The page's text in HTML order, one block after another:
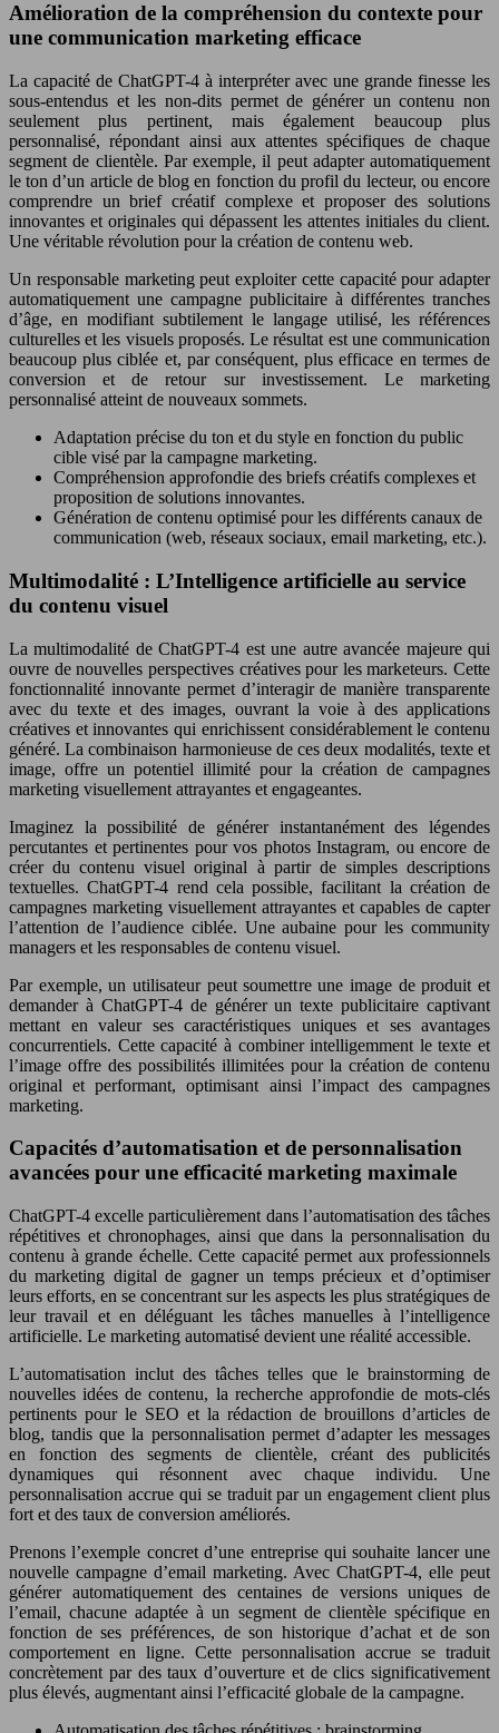
Amélioration de la compréhension du contexte pour
une communication marketing efficace
La capacité de ChatGPT-4 à interpréter avec une grande finesse les
sous-entendus et les non-dits permet de générer un contenu non
seulement plus pertinent, mais également beaucoup plus
personnalisé, répondant ainsi aux attentes spécifiques de chaque
segment de clientèle. Par exemple, il peut adapter automatiquement
le ton d’un article de blog en fonction du profil du lecteur, ou encore
comprendre un brief créatif complexe et proposer des solutions
innovantes et originales qui dépassent les attentes initiales du client.
Une véritable révolution pour la création de contenu web.
Un responsable marketing peut exploiter cette capacité pour adapter
automatiquement une campagne publicitaire à différentes tranches
d’âge, en modifiant subtilement le langage utilisé, les références
culturelles et les visuels proposés. Le résultat est une communication
beaucoup plus ciblée et, par conséquent, plus efficace en termes de
conversion et de retour sur investissement. Le marketing
personnalisé atteint de nouveaux sommets.
Adaptation précise du ton et du style en fonction du public
cible visé par la campagne marketing.
Compréhension approfondie des briefs créatifs complexes et
proposition de solutions innovantes.
Génération de contenu optimisé pour les différents canaux de
communication (web, réseaux sociaux, email marketing, etc.).
Multimodalité : L’Intelligence artificielle au service
du contenu visuel
La multimodalité de ChatGPT-4 est une autre avancée majeure qui
ouvre de nouvelles perspectives créatives pour les marketeurs. Cette
fonctionnalité innovante permet d’interagir de manière transparente
avec du texte et des images, ouvrant la voie à des applications
créatives et innovantes qui enrichissent considérablement le contenu
généré. La combinaison harmonieuse de ces deux modalités, texte et
image, offre un potentiel illimité pour la création de campagnes
marketing visuellement attrayantes et engageantes.
Imaginez la possibilité de générer instantanément des légendes
percutantes et pertinentes pour vos photos Instagram, ou encore de
créer du contenu visuel original à partir de simples descriptions
textuelles. ChatGPT-4 rend cela possible, facilitant la création de
campagnes marketing visuellement attrayantes et capables de capter
l’attention de l’audience ciblée. Une aubaine pour les community
managers et les responsables de contenu visuel.
Par exemple, un utilisateur peut soumettre une image de produit et
demander à ChatGPT-4 de générer un texte publicitaire captivant
mettant en valeur ses caractéristiques uniques et ses avantages
concurrentiels. Cette capacité à combiner intelligemment le texte et
l’image offre des possibilités illimitées pour la création de contenu
original et performant, optimisant ainsi l’impact des campagnes
marketing.
Capacités d’automatisation et de personnalisation
avancées pour une efficacité marketing maximale
ChatGPT-4 excelle particulièrement dans l’automatisation des tâches
répétitives et chronophages, ainsi que dans la personnalisation du
contenu à grande échelle. Cette capacité permet aux professionnels
du marketing digital de gagner un temps précieux et d’optimiser
leurs efforts, en se concentrant sur les aspects les plus stratégiques de
leur travail et en déléguant les tâches manuelles à l’intelligence
artificielle. Le marketing automatisé devient une réalité accessible.
L’automatisation inclut des tâches telles que le brainstorming de
nouvelles idées de contenu, la recherche approfondie de mots-clés
pertinents pour le SEO et la rédaction de brouillons d’articles de
blog, tandis que la personnalisation permet d’adapter les messages
en fonction des segments de clientèle, créant des publicités
dynamiques qui résonnent avec chaque individu. Une
personnalisation accrue qui se traduit par un engagement client plus
fort et des taux de conversion améliorés.
Prenons l’exemple concret d’une entreprise qui souhaite lancer une
nouvelle campagne d’email marketing. Avec ChatGPT-4, elle peut
générer automatiquement des centaines de versions uniques de
l’email, chacune adaptée à un segment de clientèle spécifique en
fonction de ses préférences, de son historique d’achat et de son
comportement en ligne. Cette personnalisation accrue se traduit
concrètement par des taux d’ouverture et de clics significativement
plus élevés, augmentant ainsi l’efficacité globale de la campagne.